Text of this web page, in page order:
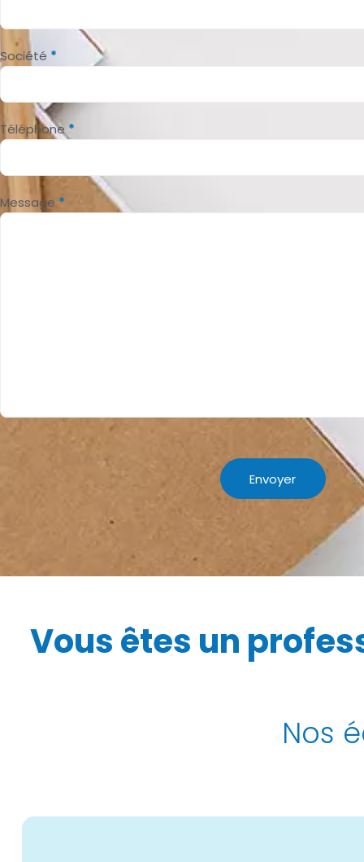
Société *
Téléphone *
Message *
Envoyer
Vous êtes un
Nos